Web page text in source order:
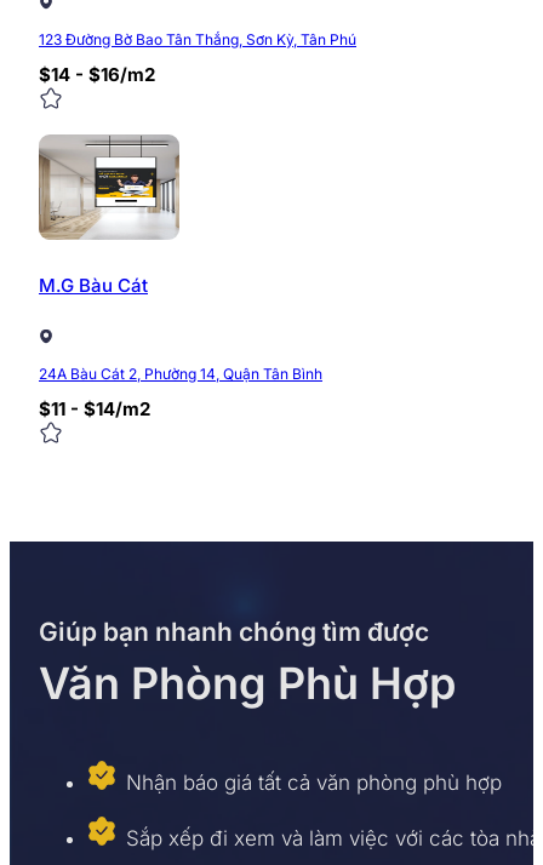
123 Đường Bờ Bao Tân Thắng, Sơn Kỳ, Tân Phú
$14 - $16/m2
M.G Bàu Cát
24A Bàu Cát 2, Phường 14, Quận Tân Bình
$11 - $14/m2
Giúp bạn nhanh chóng tìm được
Văn Phòng Phù Hợp
Nhận báo giá tất cả văn phòng phù hợp
Sắp xếp đi xem và làm việc với các tòa nhà